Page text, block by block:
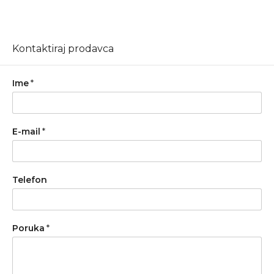
Kontaktiraj prodavca
Ime*
E-mail *
Telefon
Poruka *